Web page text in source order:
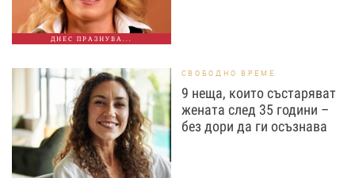
ДНЕС ПРАЗНУВА...
СВОБОДНО ВРЕМЕ
9 неща, които състаряват
жената след 35 години –
без дори да ги осъзнава